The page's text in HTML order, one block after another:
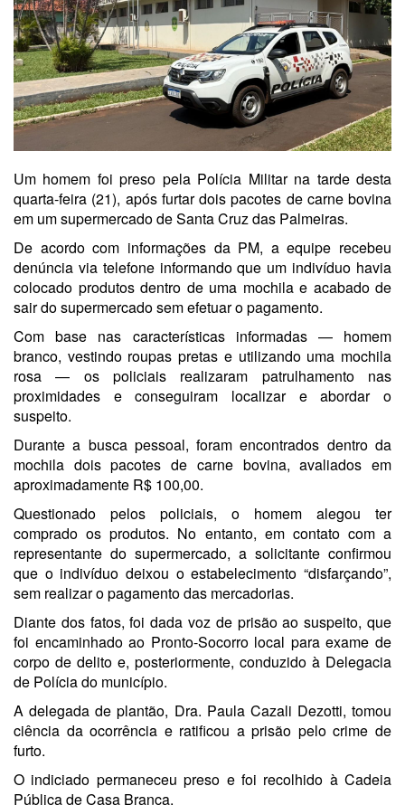
Um homem foi preso pela Polícia Militar na tarde desta
quarta-feira (21), após furtar dois pacotes de carne bovina
em um supermercado de Santa Cruz das Palmeiras.
De acordo com informações da PM, a equipe recebeu
denúncia via telefone informando que um indivíduo havia
colocado produtos dentro de uma mochila e acabado de
sair do supermercado sem efetuar o pagamento.
Com base nas características informadas — homem
branco, vestindo roupas pretas e utilizando uma mochila
rosa — os policiais realizaram patrulhamento nas
proximidades e conseguiram localizar e abordar o
suspeito.
Durante a busca pessoal, foram encontrados dentro da
mochila dois pacotes de carne bovina, avaliados em
aproximadamente R$ 100,00.
Questionado pelos policiais, o homem alegou ter
comprado os produtos. No entanto, em contato com a
representante do supermercado, a solicitante confirmou
que o indivíduo deixou o estabelecimento “disfarçando”,
sem realizar o pagamento das mercadorias.
Diante dos fatos, foi dada voz de prisão ao suspeito, que
foi encaminhado ao Pronto-Socorro local para exame de
corpo de delito e, posteriormente, conduzido à Delegacia
de Polícia do município.
A delegada de plantão, Dra. Paula Cazali Dezotti, tomou
ciência da ocorrência e ratificou a prisão pelo crime de
furto.
O indiciado permaneceu preso e foi recolhido à Cadeia
Pública de Casa Branca.